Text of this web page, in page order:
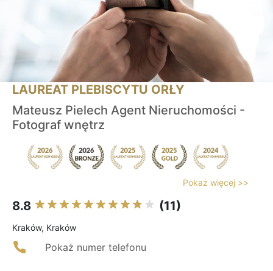
LAUREAT PLEBISCYTU ORŁY
Mateusz Pielech Agent Nieruchomości -
Fotograf wnętrz
Pokaż więcej >>
8.8 (11)
Kraków, Kraków
Pokaż numer telefonu